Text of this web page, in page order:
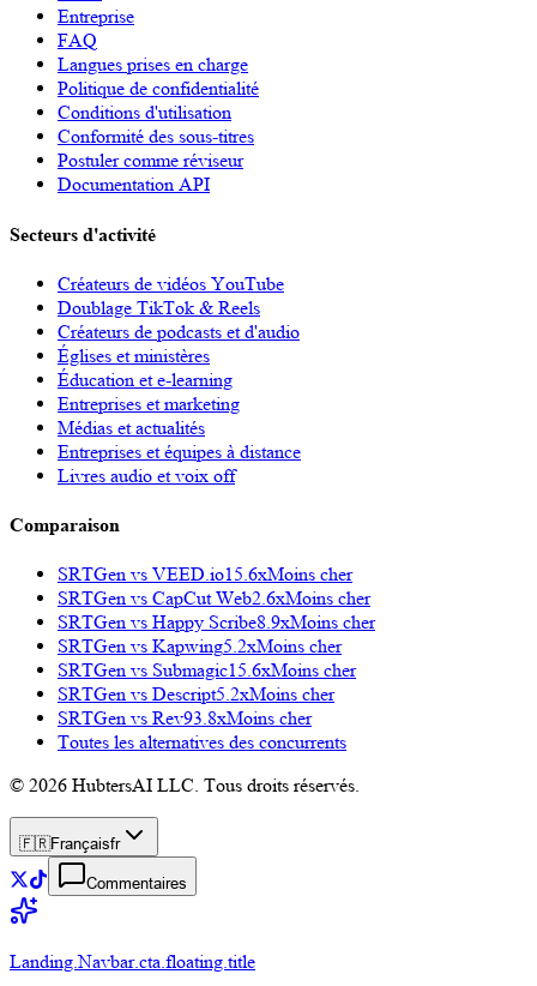
Entreprise
FAQ
Langues prises en charge
Politique de confidentialité
Conditions d'utilisation
Conformité des sous-titres
Postuler comme réviseur
Documentation API
Secteurs d'activité
Créateurs de vidéos YouTube
Doublage TikTok & Reels
Créateurs de podcasts et d'audio
Églises et ministères
Éducation et e-learning
Entreprises et marketing
Médias et actualités
Entreprises et équipes à distance
Livres audio et voix off
Comparaison
SRTGen vs VEED.io15.6xMoins cher
SRTGen vs CapCut Web2.6xMoins cher
SRTGen vs Happy Scribe8.9xMoins cher
SRTGen vs Kapwing5.2xMoins cher
SRTGen vs Submagic15.6xMoins cher
SRTGen vs Descript5.2xMoins cher
SRTGen vs Rev93.8xMoins cher
Toutes les alternatives des concurrents
© 2026 HubtersAI LLC. Tous droits réservés.
🇫🇷Françaisfr
Commentaires
Landing.Navbar.cta.floating.title